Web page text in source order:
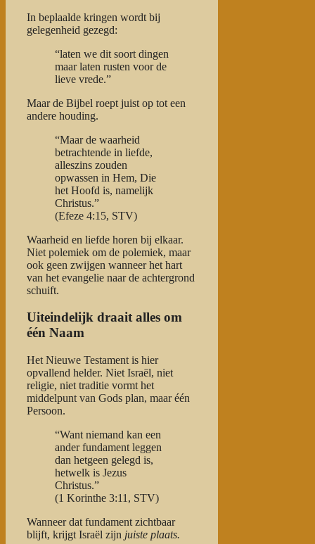
In beplaalde kringen wordt bij
gelegenheid gezegd:
“laten we dit soort dingen
maar laten rusten voor de
lieve vrede.”
Maar de Bijbel roept juist op tot een
andere houding.
“Maar de waarheid
betrachtende in liefde,
alleszins zouden
opwassen in Hem, Die
het Hoofd is, namelijk
Christus.”
(Efeze 4:15, STV)
Waarheid en liefde horen bij elkaar.
Niet polemiek om de polemiek, maar
ook geen zwijgen wanneer het hart
van het evangelie naar de achtergrond
schuift.
Uiteindelijk draait alles om
één Naam
Het Nieuwe Testament is hier
opvallend helder. Niet Israël, niet
religie, niet traditie vormt het
middelpunt van Gods plan, maar één
Persoon.
“Want niemand kan een
ander fundament leggen
dan hetgeen gelegd is,
hetwelk is Jezus
Christus.”
(1 Korinthe 3:11, STV)
Wanneer dat fundament zichtbaar
blijft, krijgt Israël zijn juiste plaats.